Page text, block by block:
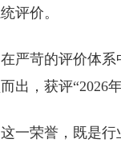
评价。
在严苛的评价体系
出，获评“2026
这一荣誉，既是